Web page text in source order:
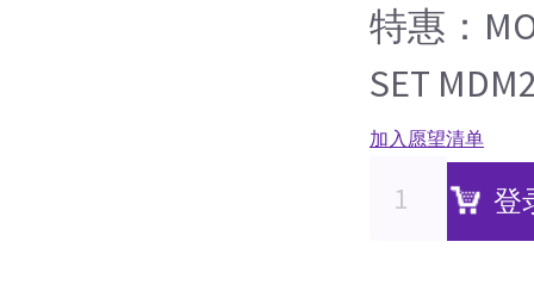
特惠：
SET
加入愿望清单
登